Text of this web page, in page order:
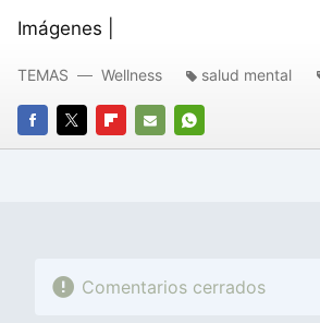
Imágenes |
FACEBOOK
TWITTERFLIPBOARD
E-
WHATSAPP
TEMAS Wellness salud mental
Comentarios cerrados